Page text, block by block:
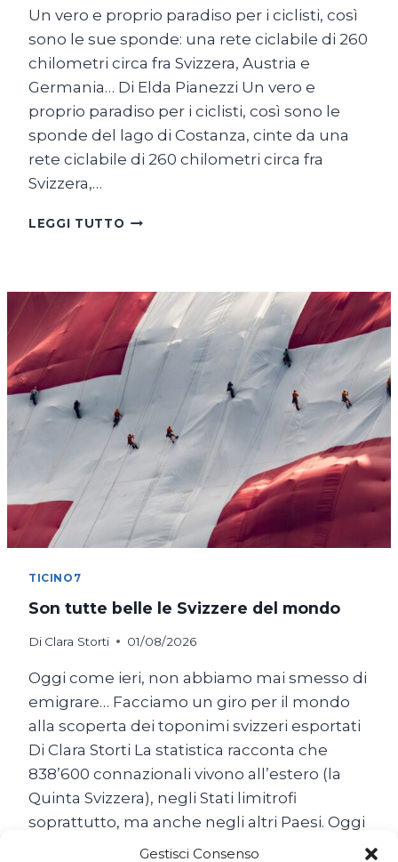
Gestisci Consenso
Un vero e proprio paradiso per i ciclisti, così
sono le sue sponde: una rete ciclabile di 260
chilometri circa fra Svizzera, Austria e
Germania… Di Elda Pianezzi Un vero e
proprio paradiso per i ciclisti, così sono le
sponde del lago di Costanza, cinte da una
rete ciclabile di 260 chilometri circa fra
Svizzera,…
LEGGI TUTTO SUL
IN
BICICLETTA
TICINO7
Son tutte belle le Svizzere del mondo
Di Clara Storti 01/08/2026
Oggi come ieri, non abbiamo mai smesso di
emigrare… Facciamo un giro per il mondo
alla scoperta dei toponimi svizzeri esportati
Di Clara Storti La statistica racconta che
838’600 connazionali vivono all’estero (la
Quinta Svizzera), negli Stati limitrofi
soprattutto, ma anche negli altri Paesi. Oggi
come ieri, non abbiamo mai smesso di